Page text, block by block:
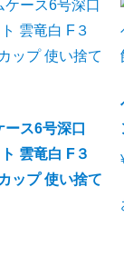
ース6号深口
雲竜白 F３
ップ 使い捨て